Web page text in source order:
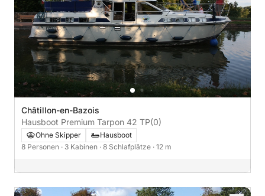
Châtillon-en-Bazois
Hausboot Premium Tarpon 42 TP(0)
Ohne Skipper
Hausboot
8 Personen · 3 Kabinen · 8 Schlafplätze · 12 m